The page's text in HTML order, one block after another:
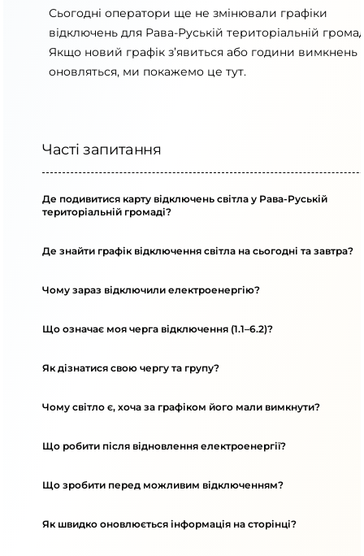
Сьогодні оператори ще не змінювали графіки
відключень для Рава-Руській територіальній
Якщо новий графік з’явиться або години вимкнень
оновляться, ми покажемо це тут.
Часті запитання
Де подивитися карту відключень світла у Рава-Руській
територіальній громаді?
Де знайти графік відключення світла на сьогодні та завтра?
Чому зараз відключили електроенергію?
Що означає моя черга відключення (1.1–6.2)?
Як дізнатися свою чергу та групу?
Чому світло є, хоча за графіком його мали вимкнути?
Що робити після відновлення електроенергії?
Що зробити перед можливим відключенням?
Як швидко оновлюється інформація на сторінці?